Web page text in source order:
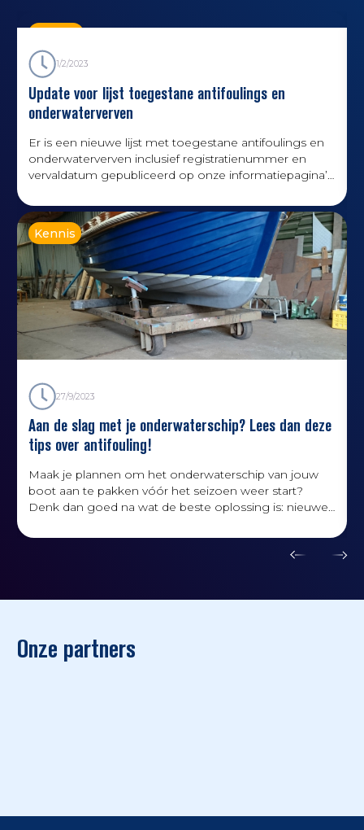
1/2/2023
Update voor lijst toegestane antifoulings en
onderwaterverven
Er is een nieuwe lijst met toegestane antifoulings en
onderwaterverven inclusief registratienummer en
vervaldatum gepubliceerd op onze informatiepagina’s
Kennis
27/9/2023
Aan de slag met je onderwaterschip? Lees dan deze
tips over antifouling!
Maak je plannen om het onderwaterschip van jouw
boot aan te pakken vóór het seizoen weer start?
Denk dan goed na wat de beste oplossing is: nieuwe
Onze partners